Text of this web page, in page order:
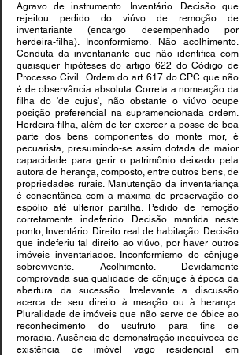
Agravo de instrumento. Inventário. Decisão que
rejeitou pedido do viúvo de remoção de
inventariante (encargo desempenhado por
herdeira-filha). Inconformismo. Não acolhimento.
Conduta da inventariante que não identifica com
quaisquer hipóteses do artigo 622 do Código de
Processo Civil . Ordem do art. 617 do CPC que não
é de observância absoluta. Correta a nomeação da
filha do 'de cujus', não obstante o viúvo ocupe
posição preferencial na supramencionada ordem.
Herdeira-filha, além de ter exercer a posse de boa
parte dos bens componentes do monte mor, é
pecuarista, presumindo-se assim dotada de maior
capacidade para gerir o patrimônio deixado pela
autora de herança, composto, entre outros bens, de
propriedades rurais. Manutenção da inventariança
é consentânea com a máxima de preservação do
espólio até ulterior partilha. Pedido de remoção
corretamente indeferido. Decisão mantida neste
ponto; Inventário. Direito real de habitação. Decisão
que indeferiu tal direito ao viúvo, por haver outros
imóveis inventariados. Inconformismo do cônjuge
sobrevivente. Acolhimento. Devidamente
comprovada sua qualidade de cônjuge à época da
abertura da sucessão. Irrelevante a discussão
acerca de seu direito à meação ou à herança.
Pluralidade de imóveis que não serve de óbice ao
reconhecimento do usufruto para fins de
moradia. Ausência de demonstração inequívoca de
existência de imóvel vago residencial em